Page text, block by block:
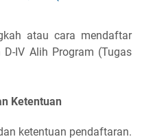
atau cara mendaftar
IV Alih Program (Tugas
Ketentuan
ketentuan pendaftaran.